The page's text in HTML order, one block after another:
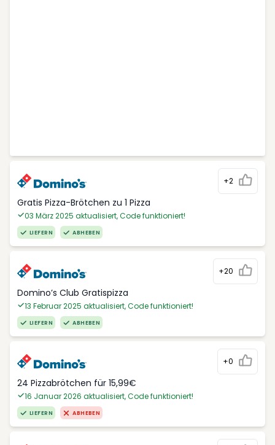
+2
Gratis Pizza-Brötchen zu 1 Pizza
03 März 2025 aktualisiert, Code funktioniert!
LIEFERN ABHEBEN
+20
Domino’s Club Gratispizza
13 Februar 2025 aktualisiert, Code funktioniert!
LIEFERN ABHEBEN
+0
24 Pizzabrötchen für 15,99€
16 Januar 2026 aktualisiert, Code funktioniert!
LIEFERN ABHEBEN